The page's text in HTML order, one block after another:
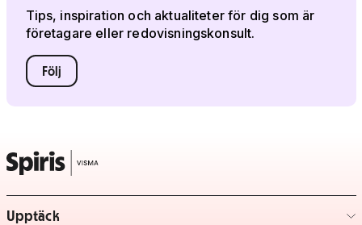
Tips, inspiration och aktualiteter för dig som är
företagare eller redovisningskonsult.
Följ
Upptäck